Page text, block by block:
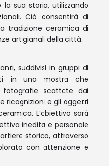
sua storia, utilizzando
Ciò consentirà di
tradizione ceramica di
artigianali della città.
suddivisi in gruppi di
in una mostra che
scattate dai
ricognizioni e gli oggetti
L’obiettivo sarà
inedita e personale
storico, attraverso
con attenzione e